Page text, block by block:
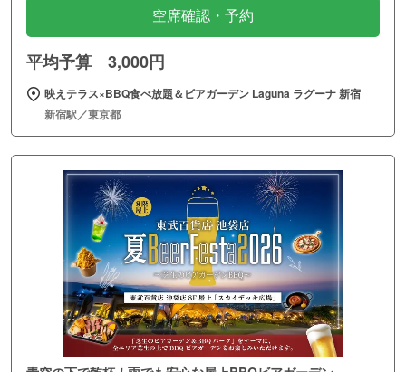
空席確認・予約
平均予算 3,000円
映えテラス×BBQ食べ放題＆ビアガーデン Laguna ラグーナ 新宿
新宿駅／東京都